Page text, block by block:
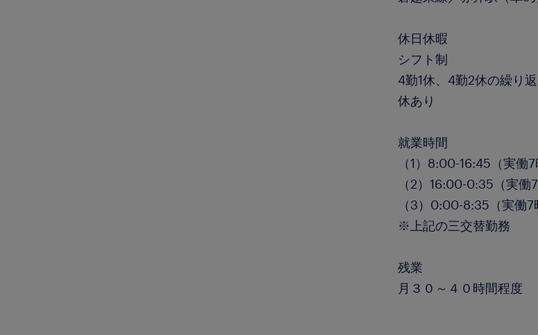
休日休暇
シフト制
4勤1休、4勤2休の繰り
休あり
就業時間
（1）8:00-16:45（実働
（2）16:00-0:35（実働
（3）0:00-8:35（実働7
※上記の三交替勤務
残業
月３０～４０時間程度